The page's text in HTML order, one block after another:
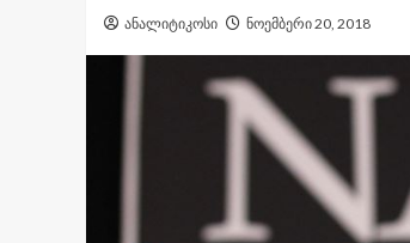
ანალიტიკოსი ნოემბერი 20, 2018